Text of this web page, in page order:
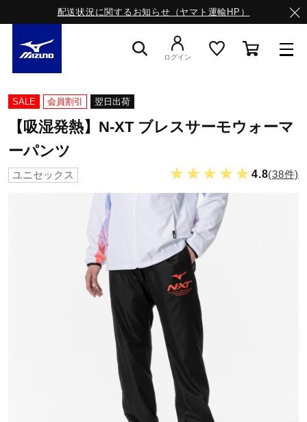
配送状況に関するお知らせ（ヤマト運輸HP）
スニーカー
ライフスタイルウエア
ランニング
サッカー／フットサル
トレーニング
ログイン
SALE 会員割引 翌日出荷
【吸湿発熱】N-XT ブレスサーモウォーマ
ーパンツ
ユニセックス ★★★★★4.8(38件)